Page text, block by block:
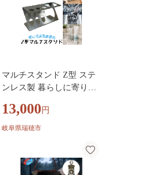
マルチスタンド Z型 ステ
ンレス製 暮らしに寄り添
房具 収納 スタンド 歯ブラ
シスタンド ステンレス 雑
ク 机 洗面 便利 岐阜 瑞穂
13,000 円
岐阜県瑞穂市